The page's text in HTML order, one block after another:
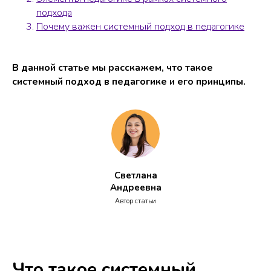
подхода
Почему важен системный подход в педагогике
В данной статье мы расскажем, что такое
системный подход в педагогике и его принципы.
Светлана
Андреевна
Автор статьи